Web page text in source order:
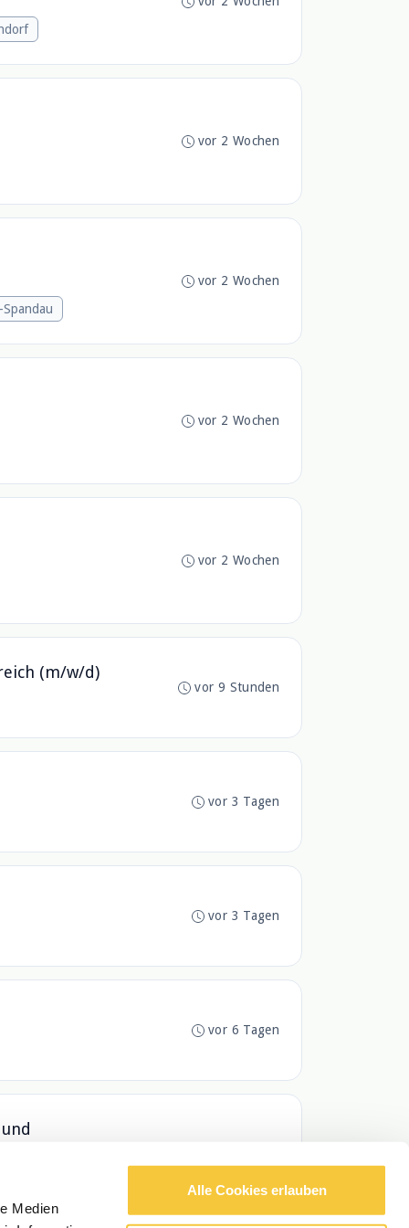
Medien
Alle Cookies erlauben
vor 2 Wochen
vor 2 Wochen
vor 2 Wochen
vor 2 Wochen
(m/w/d)
vor 9 Stunden
vor 3 Tagen
vor 3 Tagen
vor 6 Tagen